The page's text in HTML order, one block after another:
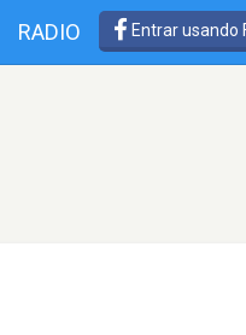
RADIO Entrar usando